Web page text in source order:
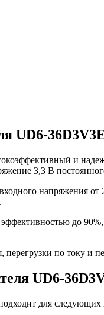
UD6-
и
3,3 В
напряжения
до
по току и
UD6-
для